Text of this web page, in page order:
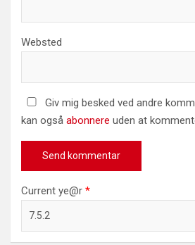
Websted
Giv mig besked ved andre
kan også abonnere uden at
Current ye@r *